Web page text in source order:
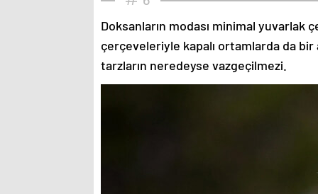
Doksanların modası minimal
çerçeveleriyle kapalı ortamlarda da
tarzların neredeyse vazgeçilmezi.